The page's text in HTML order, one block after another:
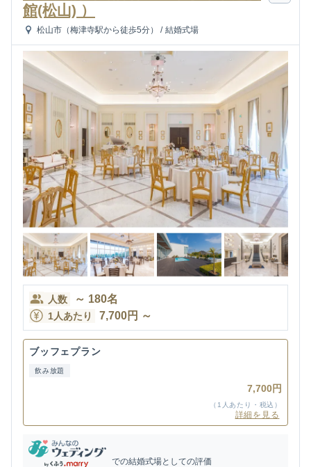
館(松山) ）
松山市（梅津寺駅から徒歩5分） / 結婚式場
人数 ～ 180名
1人あたり 7,700円 ～
ブッフェプラン
飲み放題
7,700円
（1人あたり・税込）
詳細を見る
での結婚式場としての評価